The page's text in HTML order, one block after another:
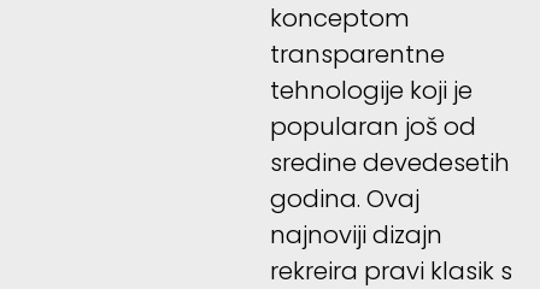
konceptom
transparentne
tehnologije koji je
popularan još od
sredine devedesetih
godina. Ovaj
najnoviji dizajn
rekreira pravi klasik s